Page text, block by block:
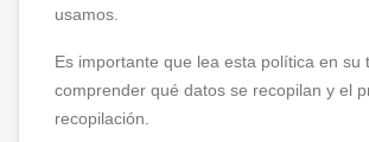
usamos.
Es importante que lea esta política en su
comprender qué datos se recopilan y el
recopilación.